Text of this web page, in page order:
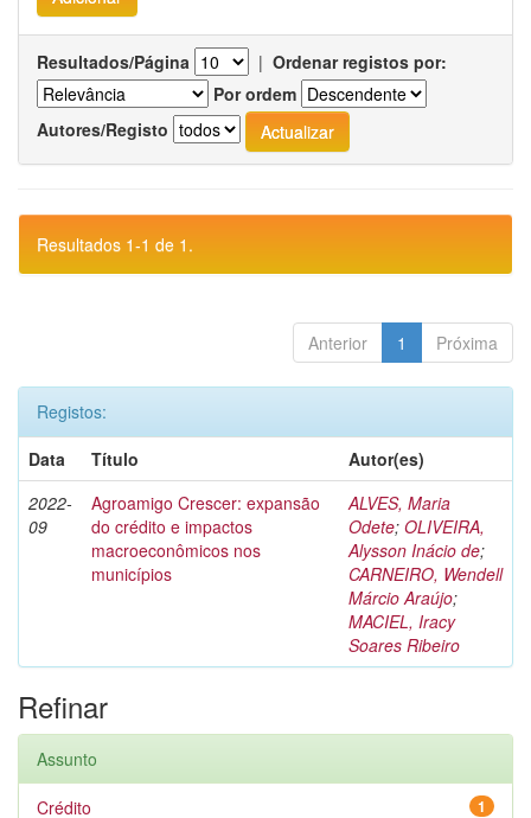
Resultados/Página | Ordenar registos por:
Por ordem
Autores/Registo
Resultados 1-1 de 1.
Anterior 1 Próxima
Registos:
Data
Título
Autor(es)
2022-
09
Agroamigo Crescer: expansão
do crédito e impactos
macroeconômicos nos
municípios
ALVES, Maria
Odete; OLIVEIRA,
Alysson Inácio de;
CARNEIRO, Wendell
Márcio Araújo;
MACIEL, Iracy
Soares Ribeiro
Refinar
Assunto
1
Crédito